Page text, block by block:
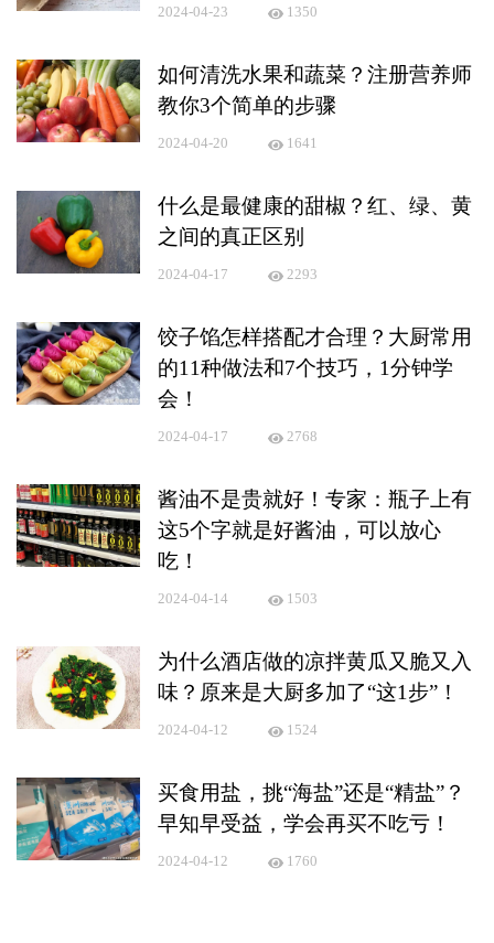
2024-04-23 1350
如何清洗水果和蔬菜？注册营养师
教你3个简单的步骤
2024-04-20 1641
什么是最健康的甜椒？红、绿、黄
之间的真正区别
2024-04-17 2293
饺子馅怎样搭配才合理？大厨常用
的11种做法和7个技巧，1分钟学
会！
2024-04-17 2768
酱油不是贵就好！专家：瓶子上有
这5个字就是好酱油，可以放心
吃！
2024-04-14 1503
为什么酒店做的凉拌黄瓜又脆又入
味？原来是大厨多加了“这1步”！
2024-04-12 1524
买食用盐，挑“海盐”还是“精盐”？
早知早受益，学会再买不吃亏！
2024-04-12 1760